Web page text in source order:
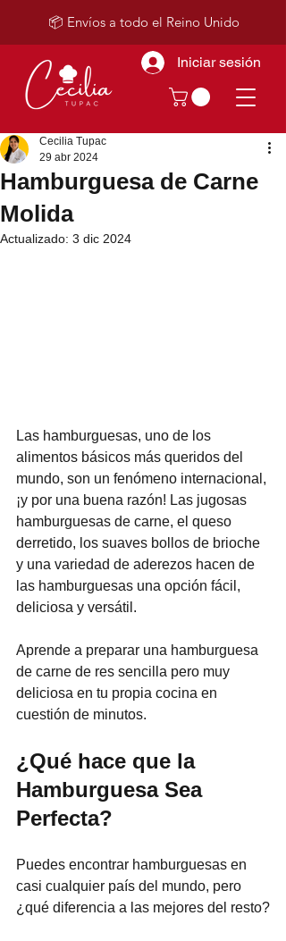
Iniciar sesión
📦 Envíos a todo el Reino Unido
Hamburguesa de Carne
Molida
Cecilia Tupac
29 abr 2024
Actualizado: 3 dic 2024
Las hamburguesas, uno de los
alimentos básicos más queridos del
mundo, son un fenómeno internacional,
¡y por una buena razón! Las jugosas
hamburguesas de carne, el queso
derretido, los suaves bollos de brioche
y una variedad de aderezos hacen de
las hamburguesas una opción fácil,
deliciosa y versátil.
Aprende a preparar una hamburguesa
de carne de res sencilla pero muy
deliciosa en tu propia cocina en
cuestión de minutos.
¿Qué hace que la
Hamburguesa Sea
Perfecta?
Puedes encontrar hamburguesas en
casi cualquier país del mundo, pero
¿qué diferencia a las mejores del resto?